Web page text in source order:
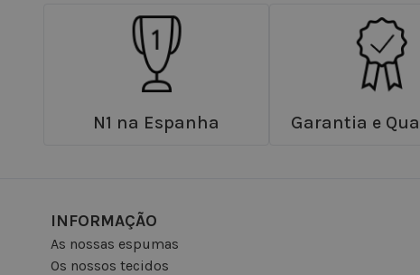
N1 na Espanha Garantia e
INFORMAÇÃO
As nossas espumas
Os nossos tecidos